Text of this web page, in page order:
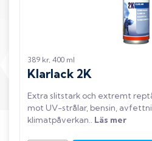
389 kr, 400 ml
Klarlack 2K
Extra slitstark och extremt
mot UV-strålar, bensin,
klimatpåverkan.. Läs mer